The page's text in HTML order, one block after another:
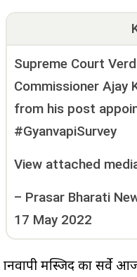
Supreme Court
Commissioner Ajay
from his post
#GyanvapiSurvey
View attached
– Prasar Bharati
17 May 2022
ज्ञानवापी मस्जिद का सर्वे